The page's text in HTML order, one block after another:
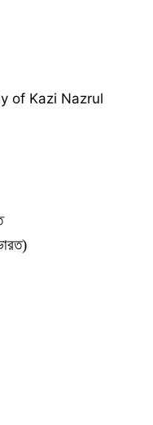
of Kazi Nazrul